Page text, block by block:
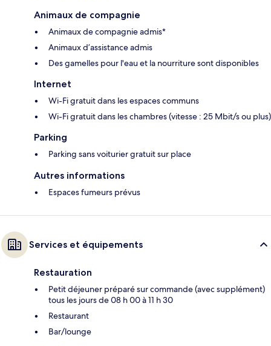
Animaux de compagnie
Animaux de compagnie admis*
Animaux d’assistance admis
Des gamelles pour l'eau et la nourriture sont disponibles
Internet
Wi-Fi gratuit dans les espaces communs
Wi-Fi gratuit dans les chambres (vitesse : 25 Mbit/s ou plus)
Parking
Parking sans voiturier gratuit sur place
Autres informations
Espaces fumeurs prévus
Services et équipements
Restauration
Petit déjeuner préparé sur commande (avec supplément)
tous les jours de 08 h 00 à 11 h 30
Restaurant
Bar/lounge